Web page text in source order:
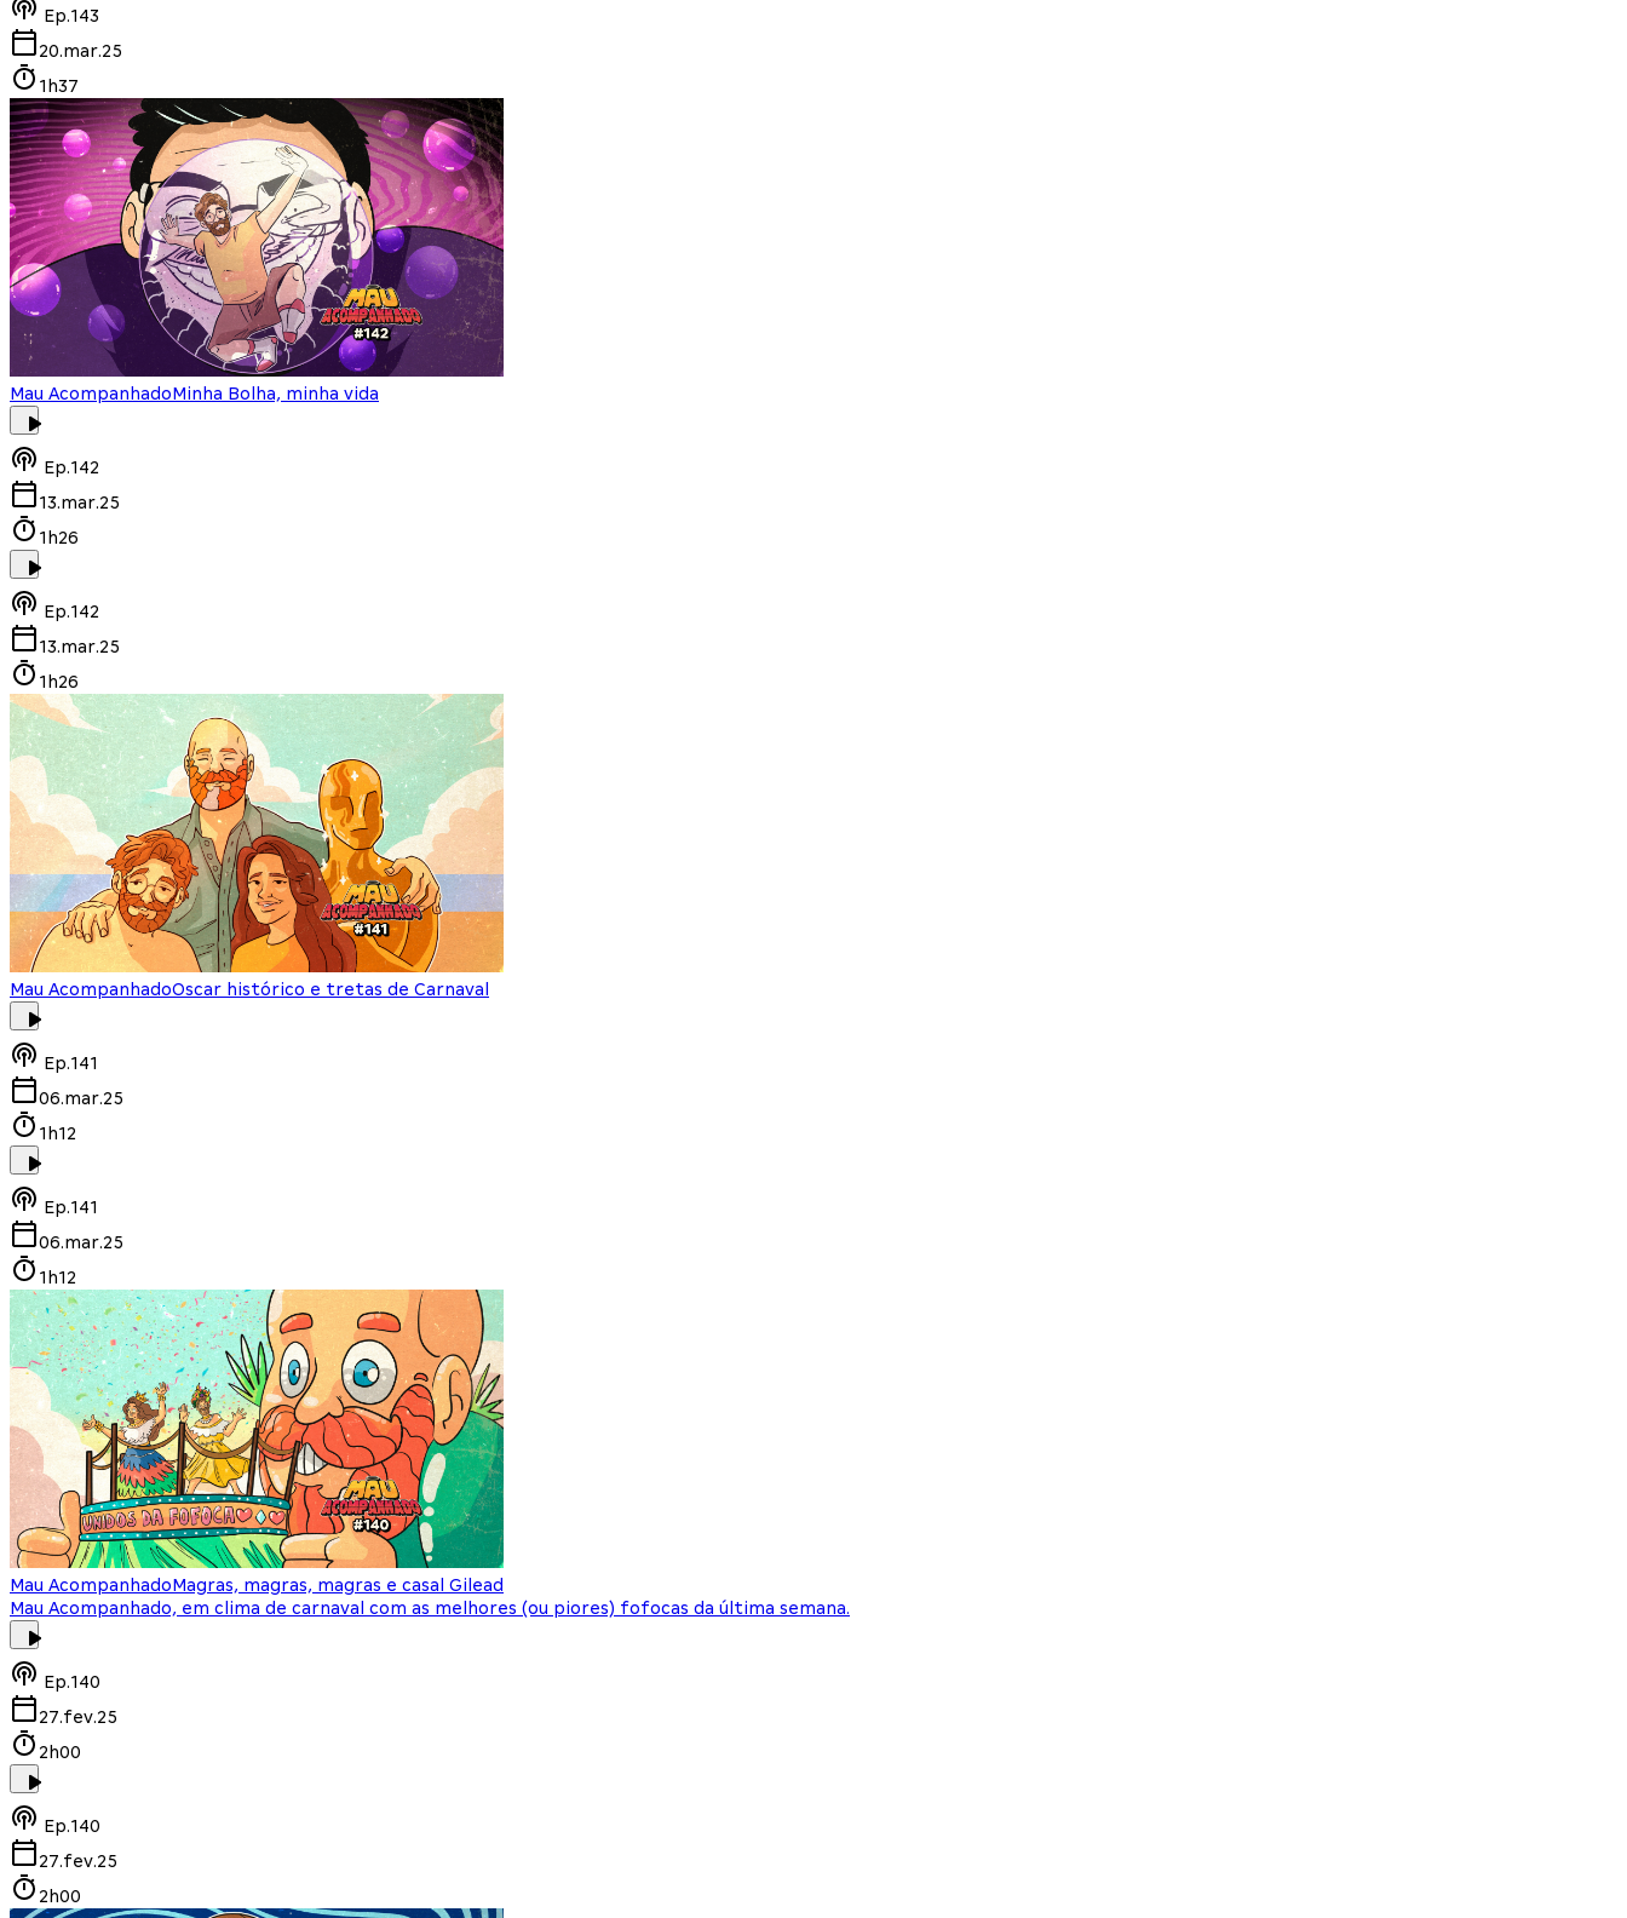
Ep.143
20.mar.25
1h37
Mau AcompanhadoMinha Bolha, minha vida
Ep.142
13.mar.25
1h26
Ep.142
13.mar.25
1h26
Mau AcompanhadoOscar histórico e tretas de Carnaval
Ep.141
06.mar.25
1h12
Ep.141
06.mar.25
1h12
Mau AcompanhadoMagras, magras, magras e casal Gilead
Mau Acompanhado, em clima de carnaval com as melhores (ou piores) fofocas da última semana.
Ep.140
27.fev.25
2h00
Ep.140
27.fev.25
2h00